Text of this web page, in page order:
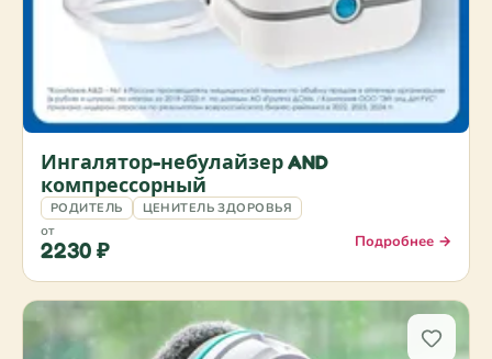
Ингалятор-небулайзер AND
компрессорный
РОДИТЕЛЬ ЦЕНИТЕЛЬ ЗДОРОВЬЯ
от
2230 ₽ Подробнее →